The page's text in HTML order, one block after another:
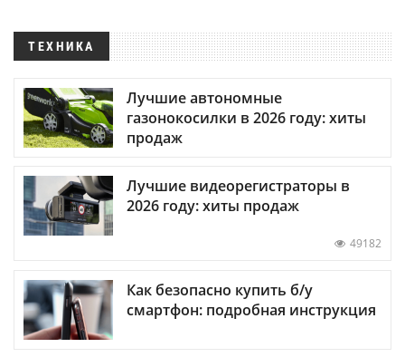
ТЕХНИКА
Лучшие автономные
газонокосилки в 2026 году: хиты
продаж
Лучшие видеорегистраторы в
2026 году: хиты продаж
49182
Как безопасно купить б/у
смартфон: подробная инструкция